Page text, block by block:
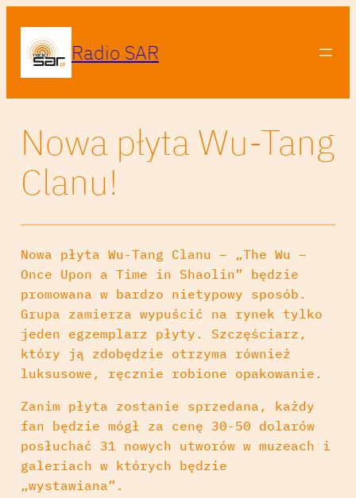
Radio SAR
Nowa płyta Wu-Tang
Clanu!
Nowa płyta Wu-Tang Clanu – „The Wu –
Once Upon a Time in Shaolin” będzie
promowana w bardzo nietypowy sposób.
Grupa zamierza wypuścić na rynek tylko
jeden egzemplarz płyty. Szczęściarz,
który ją zdobędzie otrzyma również
luksusowe, ręcznie robione opakowanie.
Zanim płyta zostanie sprzedana, każdy
fan będzie mógł za cenę 30-50 dolarów
posłuchać 31 nowych utworów w muzeach i
galeriach w których będzie
„wystawiana”.